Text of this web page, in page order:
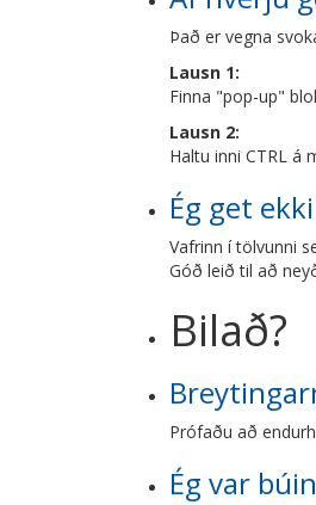
Það er vegna
Lausn 1:
Finna "pop-up"
Lausn 2:
Haltu inni CTRL á
Ég get
Vafrinn í tölvunni
Góð leið til að
Bilað?
Prófaðu að
Ég var